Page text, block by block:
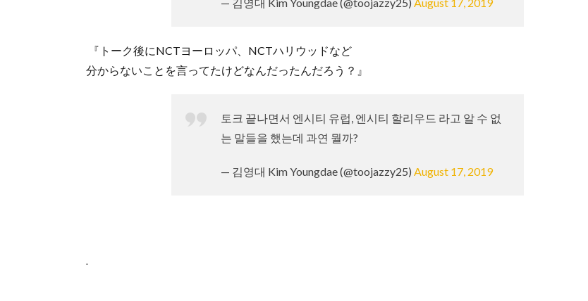
『トーク後にNCTヨーロッパ、NCTハリウッドなど
分からないことを言ってたけどなんだったんだろう？』
토크 끝나면서 엔시티 유럽, 엔시티 할리우드 라고 알 수 없
는 말들을 했는데 과연 뭘까?
— 김영대 Kim Youngdae (@toojazzy25)August 17, 2019